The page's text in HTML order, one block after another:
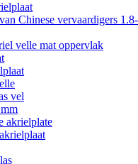
Chinese vervaardigers
velle mat oppervlak
vel
akrielplate